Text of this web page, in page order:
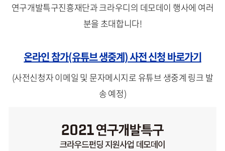
연구개발특구진흥재단과 크라우디의 데모데이 행사에 여러
분을 초대합니다!
온라인 참가(유튜브 생중계) 사전 신청 바로가기
(사전신청자 이메일 및 문자메시지로 유튜브 생중계 링크 발
송 예정)